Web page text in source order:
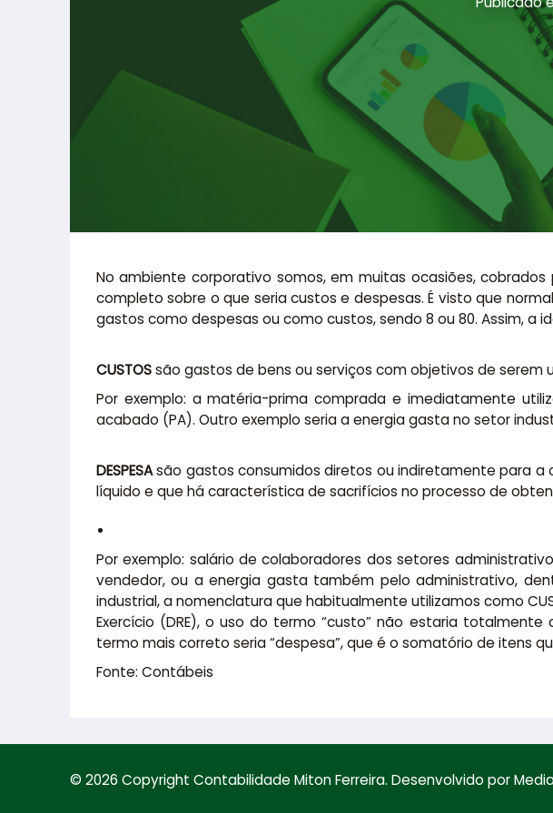
No ambiente corporativo somos, em muitas ocasiões,
completo sobre o que seria custos e despesas. É visto que
gastos como despesas ou como custos, sendo 8 ou 80. Assim,
CUSTOSsão gastos de bens ou serviços com objetivos de serem
Por exemplo: a matéria-prima comprada e imediatamente
acabado (PA). Outro exemplo seria a energia gasta no setor
DESPESAsão gastos consumidos diretos ou indiretamente para
líquido e que há característica de sacrifícios no processo de
Por exemplo: salário de colaboradores dos setores
vendedor, ou a energia gasta também pelo administrativo,
industrial, a nomenclatura que habitualmente utilizamos como
Exercício (DRE), o uso do termo “custo” não estaria
termo mais correto seria “despesa”, que é o somatório de itens
Fonte: Contábeis
© 2026 Copyright Contabilidade Miton Ferreira. Desenvolvido por